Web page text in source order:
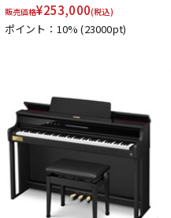
販売価格¥253,000(税込)
ポイント：10%(23000pt)